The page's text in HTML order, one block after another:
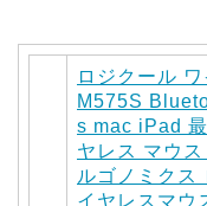
ロジクール
M575S
s mac iPad
ヤレス マウ
ルゴノミクス
イヤレスマウ